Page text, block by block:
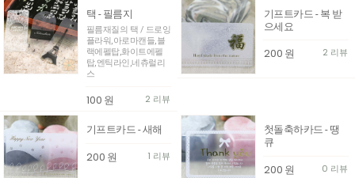
택 - 필름지
필름재질의 택 / 드로잉
플라워,아로마캔들,블
랙에펠탑,화이트에펠
탑,엔틱라인,네츄럴리
스
100 원 2 리뷰
기프트카드 - 복 받
으세요
200 원 2 리뷰
기프트카드 - 새해
200 원 1 리뷰
첫돌축하카드 - 땡
큐
200 원 0 리뷰